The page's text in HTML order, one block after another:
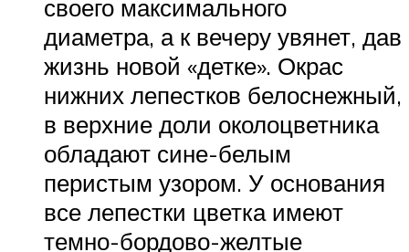
своего максимального
диаметра, а к вечеру увянет, дав
жизнь новой «детке». Окрас
нижних лепестков белоснежный,
в верхние доли околоцветника
обладают сине-белым
перистым узором. У основания
все лепестки цветка имеют
темно-бордово-желтые